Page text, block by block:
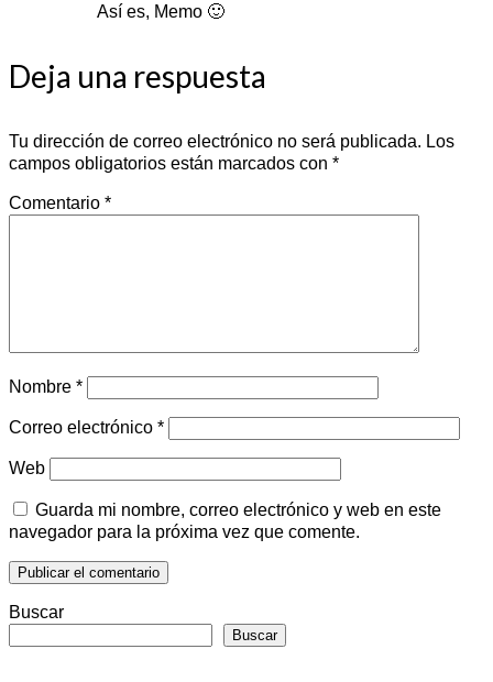
Así es, Memo 🙂
Deja una respuesta
Tu dirección de correo electrónico no será publicada. Los
campos obligatorios están marcados con *
Comentario *
Nombre *
Correo electrónico *
Web
Guarda mi nombre, correo electrónico y web en este
navegador para la próxima vez que comente.
Buscar
Buscar